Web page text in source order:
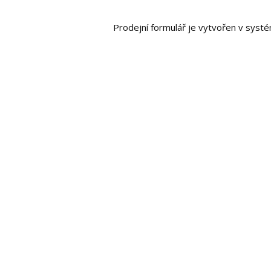
Prodejní formulář je vytvořen v